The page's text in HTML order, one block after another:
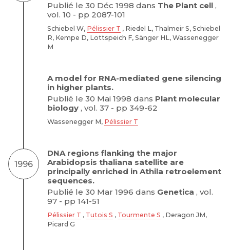
Publié le 30 Déc 1998 dans The Plant cell ,
vol. 10 - pp 2087-101
Schiebel W, Pélissier T , Riedel L, Thalmeir S, Schiebel
R, Kempe D, Lottspeich F, Sänger HL, Wassenegger
M
A model for RNA-mediated gene silencing
in higher plants.
Publié le 30 Mai 1998 dans Plant molecular
biology , vol. 37 - pp 349-62
Wassenegger M, Pélissier T
1996
DNA regions flanking the major
Arabidopsis thaliana satellite are
principally enriched in Athila retroelement
sequences.
Publié le 30 Mar 1996 dans Genetica , vol.
97 - pp 141-51
Pélissier T , Tutois S , Tourmente S , Deragon JM,
Picard G